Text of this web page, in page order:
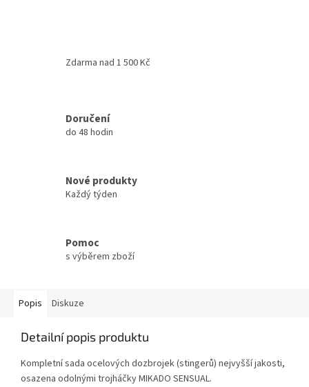
Zdarma nad 1 500 Kč
Doručení
do 48 hodin
Nové produkty
Každý týden
Pomoc
s výběrem zboží
Popis Diskuze
Detailní popis produktu
Kompletní sada ocelových dozbrojek (stingerů) nejvyšší jakosti,
osazena odolnými trojháčky MIKADO SENSUAL.